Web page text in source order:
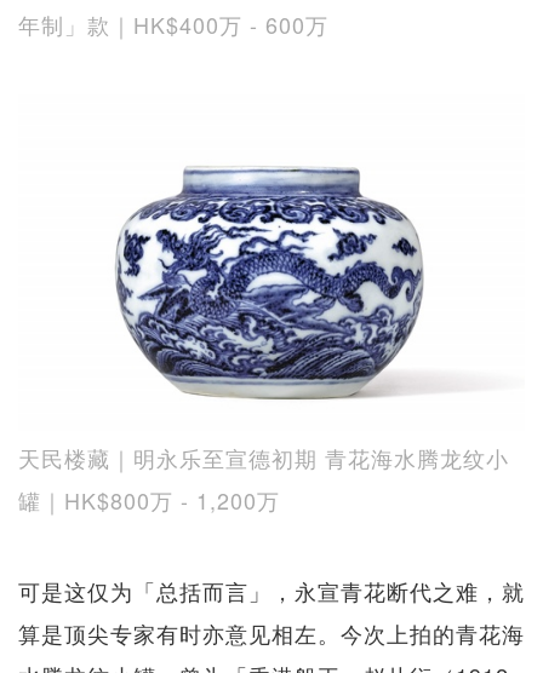
年制」款｜HK$400万 - 600万
天民楼藏｜明永乐至宣德初期 青花海水腾龙纹小
罐｜HK$800万 - 1,200万
可是这仅为「总括而言」，永宣青花断代之难，就
算是顶尖专家有时亦意见相左。今次上拍的青花海